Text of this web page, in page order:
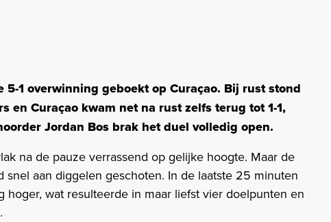
1 overwinning geboekt op Curaçao. Bij rust stond
en Curaçao kwam net na rust zelfs terug tot 1-1,
Jordan Bos brak het duel volledig open.
na de pauze verrassend op gelijke hoogte. Maar de
aan diggelen geschoten. In de laatste 25 minuten
hoger, wat resulteerde in maar liefst vier doelpunten en